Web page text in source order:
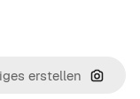
Nach